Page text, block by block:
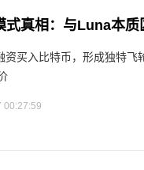
真相：与Luna本质
资买入比特币，形成独特飞
00:27:59